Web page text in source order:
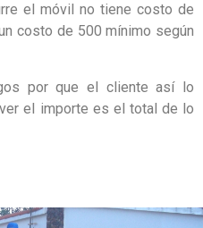
el móvil no tiene costo de
costo de 500 mínimo según
por que el cliente así lo
el importe es el total de lo